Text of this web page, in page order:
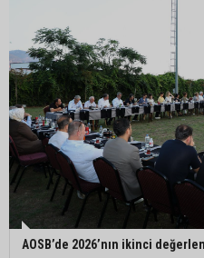
AOSB’de 2026’nın ikinci